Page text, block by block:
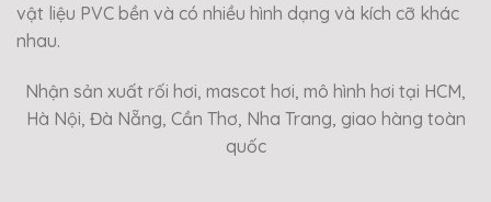
vật liệu PVC bền và có nhiều hình dạng và kích cỡ khác
nhau.
Nhận sản xuất rối hơi, mascot hơi, mô hình hơi tại HCM,
Hà Nội, Đà Nẵng, Cần Thơ, Nha Trang, giao hàng toàn
quốc